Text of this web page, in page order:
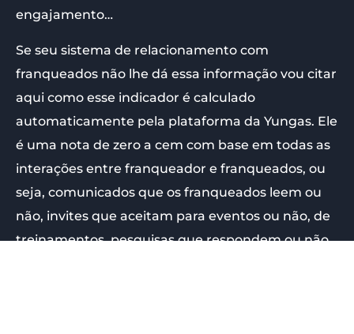
engajamento…
Se seu sistema de relacionamento com
franqueados não lhe dá essa informação vou citar
aqui como esse indicador é calculado
automaticamente pela plataforma da Yungas. Ele
é uma nota de zero a cem com base em todas as
interações entre franqueador e franqueados, ou
seja, comunicados que os franqueados leem ou
não, invites que aceitam para eventos ou não, de
treinamentos, pesquisas que respondem ou não,